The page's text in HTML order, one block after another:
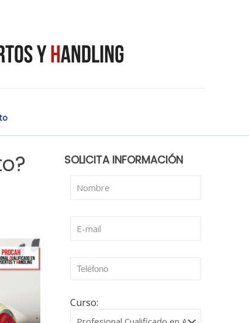
SOLICITA INFORMACIÓN
Curso: